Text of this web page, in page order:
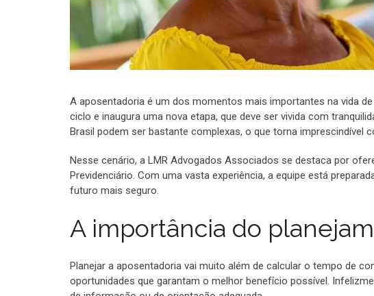
A aposentadoria é um dos momentos mais importantes na vida
ciclo e inaugura uma nova etapa, que deve ser vivida com
Brasil podem ser bastante complexas, o que torna imprescindível
Nesse cenário, a LMR Advogados Associados se destaca por
Previdenciário. Com uma vasta experiência, a equipe está
futuro mais seguro.
A importância do
Planejar a aposentadoria vai muito além de calcular o tempo de
oportunidades que garantam o melhor benefício possível.